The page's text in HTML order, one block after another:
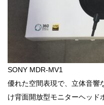
SONY MDR-MV1
優れた空間表現で、立体音響
け背面開放型モニターヘッド